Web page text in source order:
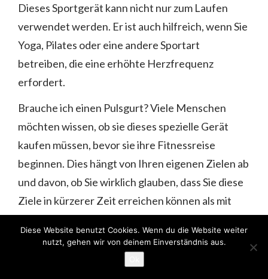
Dieses Sportgerät kann nicht nur zum Laufen
verwendet werden. Er ist auch hilfreich, wenn Sie
Yoga, Pilates oder eine andere Sportart
betreiben, die eine erhöhte Herzfrequenz
erfordert.
Brauche ich einen Pulsgurt? Viele Menschen
möchten wissen, ob sie dieses spezielle Gerät
kaufen müssen, bevor sie ihre Fitnessreise
beginnen. Dies hängt von Ihren eigenen Zielen ab
und davon, ob Sie wirklich glauben, dass Sie diese
Ziele in kürzerer Zeit erreichen können als mit
Nahrungsergänzungsmitteln zur
Gewichtsreduzierung oder herkömmlichen
Trainingseinheiten im Fitnessstudio.
Diese Website benutzt Cookies. Wenn du die Website weiter
nutzt, gehen wir von deinem Einverständnis aus.